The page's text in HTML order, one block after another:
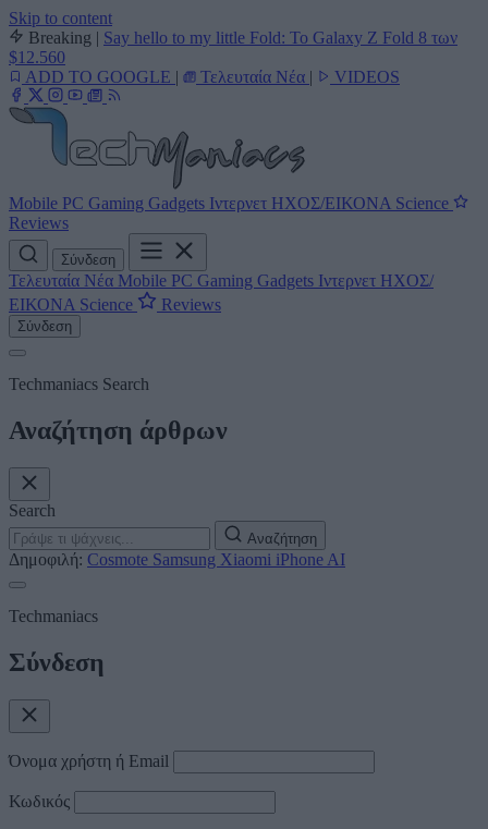
Skip to content
Breaking | Say hello to my little Fold: Το Galaxy Z Fold 8 των
$12.560
ADD TO GOOGLE | Τελευταία Νέα | VIDEOS
Mobile PC Gaming Gadgets Ιντερνετ ΗΧΟΣ/ΕΙΚΟΝΑ Science
Reviews
Σύνδεση
Τελευταία Νέα Mobile PC Gaming Gadgets Ιντερνετ ΗΧΟΣ/
ΕΙΚΟΝΑ Science Reviews
Σύνδεση
Techmaniacs Search
Αναζήτηση άρθρων
Search
Αναζήτηση
Δημοφιλή: Cosmote Samsung Xiaomi iPhone AI
Techmaniacs
Σύνδεση
Όνομα χρήστη ή Email
Κωδικός